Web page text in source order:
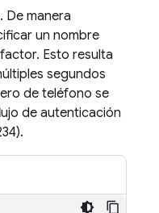
De manera
un nombre
Esto resulta
segundos
de teléfono se
de autenticación